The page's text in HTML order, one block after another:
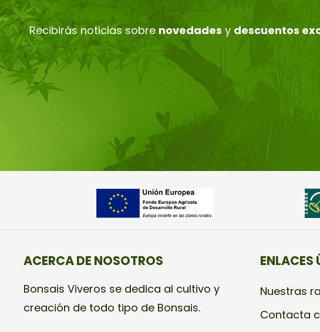
Recibirás noticias sobre novedades y descuentos
ACERCA DE NOSOTROS
Bonsais Viveros se dedica al cultivo y
creación de todo tipo de Bonsais.
ENLACES
Nuestras
Contacta